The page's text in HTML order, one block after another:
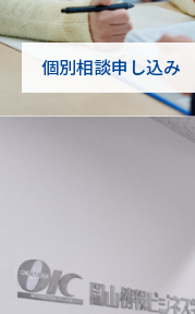
個別相談申し込み